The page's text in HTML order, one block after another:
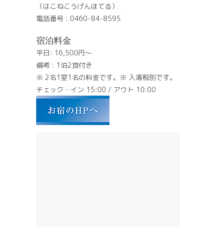
（はこねこうげんほてる）
電話番号 : 0460-84-8595
宿泊料金
平日: 16,500円～
備考 : 1泊2食付き
※ 2名1室1名の料金です。※ 入湯税別です。
チェック・イン 15:00 / アウト 10:00